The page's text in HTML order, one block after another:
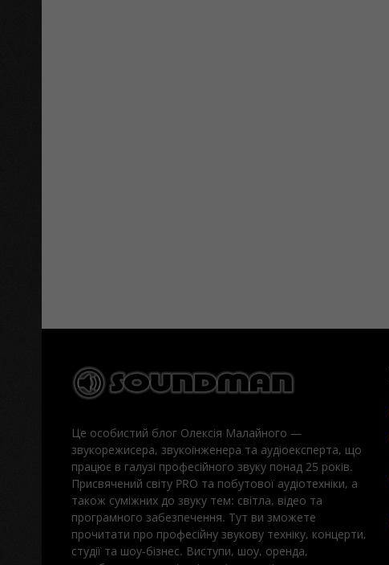
Це особистий блог Олексія Малайного —
звукорежисера, звукоінженера та аудіоексперта, що
працює в галузі професійного звуку понад 25 років.
Присвячений світу PRO та побутової аудіотехніки, а
також суміжних до звуку тем: світла, відео та
програмного забезпечення. Тут ви зможете
прочитати про професійну звукову техніку, концерти,
студії та шоу-бізнес. Виступи, шоу, оренда,